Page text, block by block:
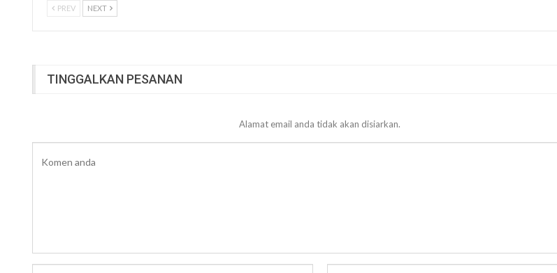
PREV NEXT
TINGGALKAN PESANAN
Alamat email anda tidak akan disiarkan.